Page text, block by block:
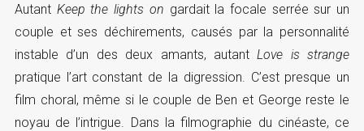
Autant Keep the lights on gardait la focale serrée sur un
couple et ses déchirements, causés par la personnalité
instable d’un des deux amants, autantLove is strange
pratique l’art constant de la digression. C’est presque un
film choral, même si le couple de Ben et George reste le
noyau de l’intrigue. Dans la filmographie du cinéaste, ce